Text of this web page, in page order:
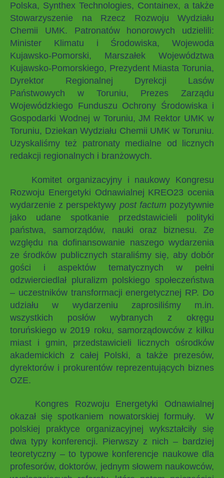
Polska, Synthex Technologies, Containex, a także
Stowarzyszenie na Rzecz Rozwoju Wydziału
Chemii UMK. Patronatów honorowych udzielili:
Minister Klimatu i Środowiska, Wojewoda
Kujawsko-Pomorski, Marszałek Województwa
Kujawsko-Pomorskiego, Prezydent Miasta Torunia,
Dyrektor Regionalnej Dyrekcji Lasów
Państwowych w Toruniu, Prezes Zarządu
Wojewódzkiego Funduszu Ochrony Środowiska i
Gospodarki Wodnej w Toruniu, JM Rektor UMK w
Toruniu, Dziekan Wydziału Chemii UMK w Toruniu.
Uzyskaliśmy też patronaty medialne od licznych
redakcji regionalnych i branżowych.
Komitet organizacyjny i naukowy Kongresu
Rozwoju Energetyki Odnawialnej KREO23 ocenia
wydarzenie z perspektywy post factum pozytywnie
jako udane spotkanie przedstawicieli polityki
państwa, samorządów, nauki oraz biznesu. Ze
względu na dofinansowanie naszego wydarzenia
ze środków publicznych staraliśmy się, aby dobór
gości i aspektów tematycznych w pełni
odzwierciedlał pluralizm polskiego społeczeństwa
– uczestników transformacji energetycznej RP. Do
udziału w wydarzeniu zaprosiliśmy m.in.
wszystkich posłów wybranych z okręgu
toruńskiego w 2019 roku, samorządowców z kilku
miast i gmin, przedstawicieli licznych ośrodków
akademickich z całej Polski, a także prezesów,
dyrektorów i prokurentów reprezentujących biznes
OZE.
Kongres Rozwoju Energetyki Odnawialnej
okazał się spotkaniem nowatorskiej formuły. W
polskiej praktyce organizacyjnej wykształciły się
dwa typy konferencji. Pierwszy z nich – bardziej
teoretyczny – to typowe konferencje naukowe dla
profesorów, doktorów, jednym słowem naukowców,